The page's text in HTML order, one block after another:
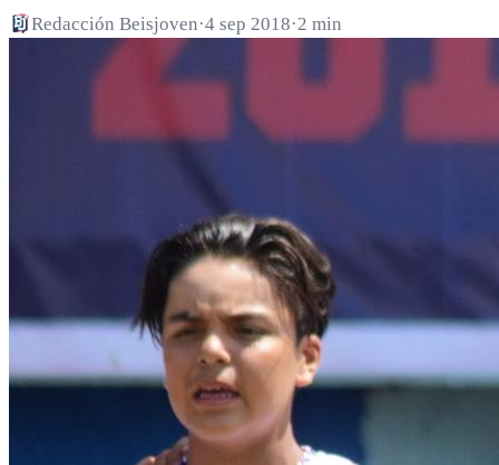
Redacción Beisjoven·4 sep 2018·2 min